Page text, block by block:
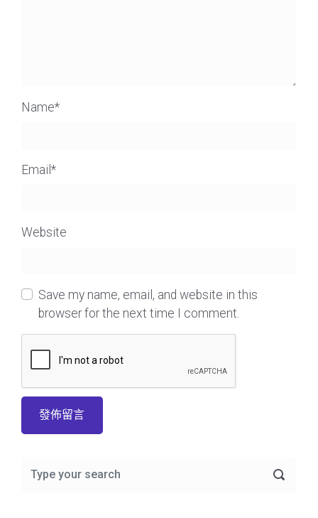
Name*
Email *
Website
Save my name, email, and website in this
browser for the next time I comment.